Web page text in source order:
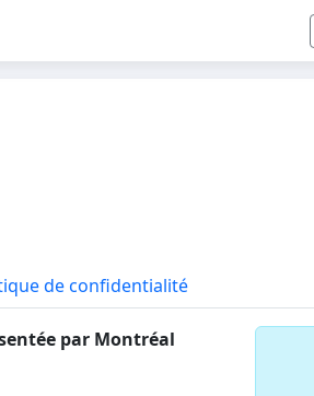
de confidentialité
par Montréal